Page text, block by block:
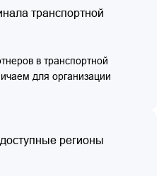
транспортной
в транспортной
для организации
регионы